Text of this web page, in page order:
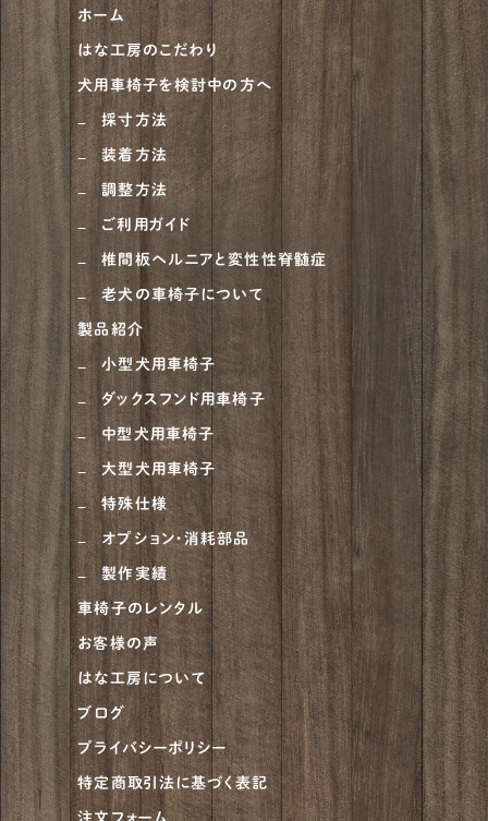
甲斐犬
紀州犬
大型犬 684
ニュージーランドヘディングドッグ
ベルジアン・タービュレン 1
オーストラリアンシェパード
ラブラドゥードル 1
ラフコリー 6
ナポリタンマスティフ 1
ブルーマスティフ 1
ハスキー
ゴールデンドゥードル
ピットブル
アメリカンブリー
チャウチャウ 2
ビアデッドコリー 2
グレートデーン 5
ベルジアンタービュレン 2
ホーム
はな工房のこだわり
犬用車椅子を検討中の方へ
採寸方法
装着方法
調整方法
ご利用ガイド
椎間板ヘルニアと変性性脊髄症
老犬の車椅子について
製品紹介
小型犬用車椅子
ダックスフンド用車椅子
中型犬用車椅子
大型犬用車椅子
特殊仕様
オプション・消耗部品
製作実績
車椅子のレンタル
お客様の声
はな工房について
ブログ
プライバシーポリシー
特定商取引法に基づく表記